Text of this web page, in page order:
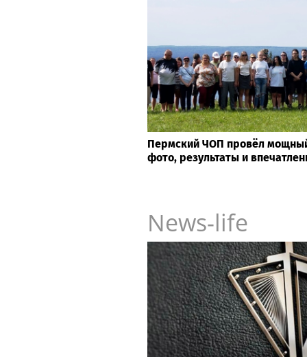
Пермский ЧОП провёл
фото, результаты и
News-life